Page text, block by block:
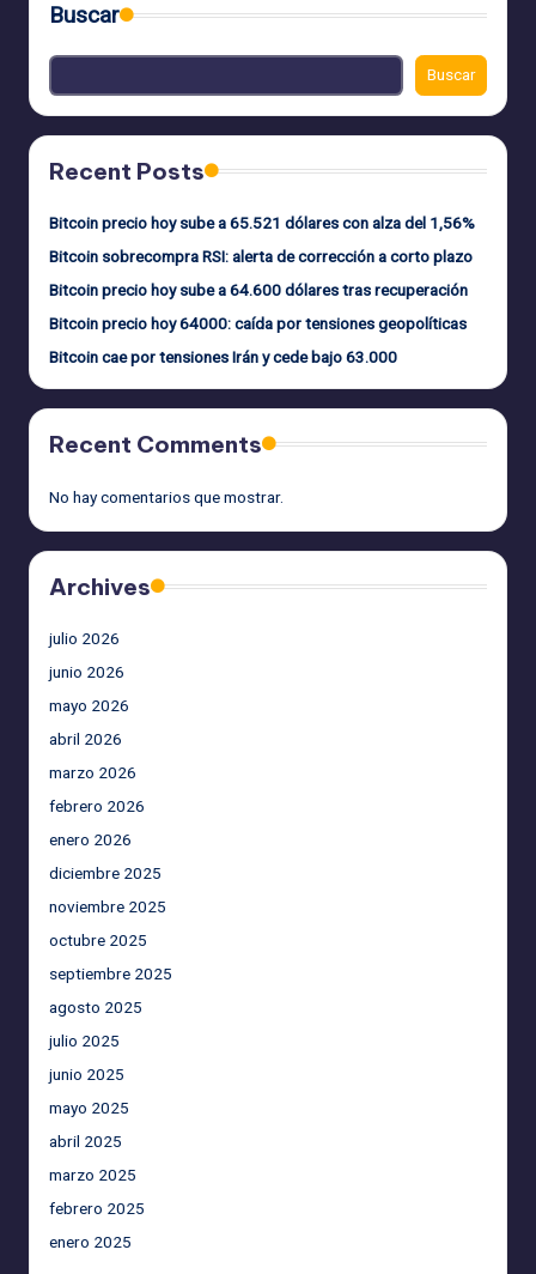
Buscar
Buscar
Recent Posts
Bitcoin precio hoy sube a 65.521 dólares con alza del 1,56%
Bitcoin sobrecompra RSI: alerta de corrección a corto plazo
Bitcoin precio hoy sube a 64.600 dólares tras recuperación
Bitcoin precio hoy 64000: caída por tensiones geopolíticas
Bitcoin cae por tensiones Irán y cede bajo 63.000
Recent Comments
No hay comentarios que mostrar.
Archives
julio 2026
junio 2026
mayo 2026
abril 2026
marzo 2026
febrero 2026
enero 2026
diciembre 2025
noviembre 2025
octubre 2025
septiembre 2025
agosto 2025
julio 2025
junio 2025
mayo 2025
abril 2025
marzo 2025
febrero 2025
enero 2025